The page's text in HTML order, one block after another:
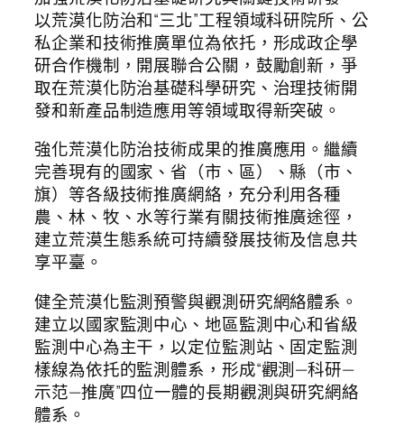
以荒漠化防治和“三北”工程領域科研院所、公
私企業和技術推廣單位為依托，形成政企學
研合作機制，開展聯合公關，鼓勵創新，爭
取在荒漠化防治基礎科學研究、治理技術開
發和新產品制造應用等領域取得新突破。
強化荒漠化防治技術成果的推廣應用。繼續
完善現有的國家、省（市、區）、縣（市、
旗）等各級技術推廣網絡，充分利用各種
農、林、牧、水等行業有關技術推廣途徑，
建立荒漠生態系統可持續發展技術及信息共
享平臺。
健全荒漠化監測預警與觀測研究網絡體系。
建立以國家監測中心、地區監測中心和省級
監測中心為主干，以定位監測站、固定監測
樣線為依托的監測體系，形成“觀測—科研—
示范—推廣”四位一體的長期觀測與研究網絡
體系。